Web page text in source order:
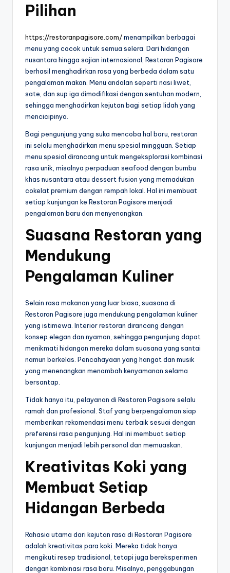
Pilihan
https://restoranpagisore.com/menampilkan berbagai
menu yang cocok untuk semua selera. Dari hidangan
nusantara hingga sajian internasional, Restoran Pagisore
berhasil menghadirkan rasa yang berbeda dalam satu
pengalaman makan. Menu andalan seperti nasi liwet,
sate, dan sup iga dimodifikasi dengan sentuhan modern,
sehingga menghadirkan kejutan bagi setiap lidah yang
mencicipinya.
Bagi pengunjung yang suka mencoba hal baru, restoran
ini selalu menghadirkan menu spesial mingguan. Setiap
menu spesial dirancang untuk mengeksplorasi kombinasi
rasa unik, misalnya perpaduan seafood dengan bumbu
khas nusantara atau dessert fusion yang memadukan
cokelat premium dengan rempah lokal. Hal ini membuat
setiap kunjungan ke Restoran Pagisore menjadi
pengalaman baru dan menyenangkan.
Suasana Restoran yang
Mendukung
Pengalaman Kuliner
Selain rasa makanan yang luar biasa, suasana di
Restoran Pagisore juga mendukung pengalaman kuliner
yang istimewa. Interior restoran dirancang dengan
konsep elegan dan nyaman, sehingga pengunjung dapat
menikmati hidangan mereka dalam suasana yang santai
namun berkelas. Pencahayaan yang hangat dan musik
yang menenangkan menambah kenyamanan selama
bersantap.
Tidak hanya itu, pelayanan di Restoran Pagisore selalu
ramah dan profesional. Staf yang berpengalaman siap
memberikan rekomendasi menu terbaik sesuai dengan
preferensi rasa pengunjung. Hal ini membuat setiap
kunjungan menjadi lebih personal dan memuaskan.
Kreativitas Koki yang
Membuat Setiap
Hidangan Berbeda
Rahasia utama dari kejutan rasa di Restoran Pagisore
adalah kreativitas para koki. Mereka tidak hanya
mengikuti resep tradisional, tetapi juga bereksperimen
dengan kombinasi rasa baru. Misalnya, penggabungan